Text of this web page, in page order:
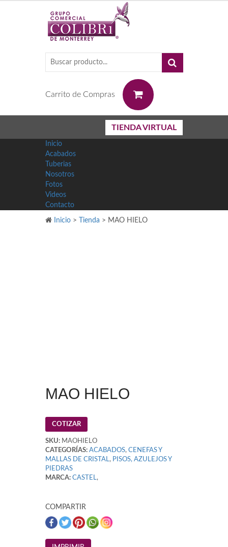
Carrito de Compras
TIENDA VIRTUAL
Inicio
Acabados
Tuberias
Nosotros
Fotos
Videos
Contacto
Inicio > Tienda > MAO HIELO
MAO HIELO
COTIZAR
SKU: MAOHIELO
CATEGORÍAS: ACABADOS, CENEFAS Y
MALLAS DE CRISTAL, PISOS, AZULEJOS Y
PIEDRAS
MARCA: CASTEL,
COMPARTIR